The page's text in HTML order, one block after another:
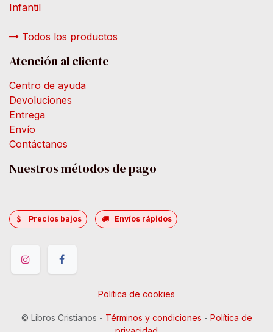
Infantil
Todos los productos
Atención al cliente
Centro de ayuda
Devoluciones
Entrega
Envío
Contáctanos
Nuestros métodos de pago
Precios bajos Envíos rápidos
Política de cookies
© Libros Cristianos - Términos y condiciones - Política de